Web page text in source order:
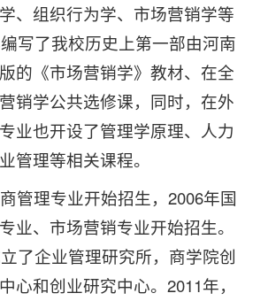
、组织行为学、市场营销学等
写了我校历史上第一部由河南
的《市场营销学》教材、在全
销学公共选修课，同时，在外
业也开设了管理学原理、人力
管理等相关课程。
管理专业开始招生，2006年国
业、市场营销专业开始招生。
了企业管理研究所，商学院创
心和创业研究中心。2011年，